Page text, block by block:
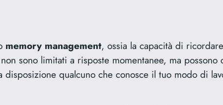
memory management, ossia la capacità di
sono limitati a risposte momentanee, ma
qualcuno che conosce il tuo modo di